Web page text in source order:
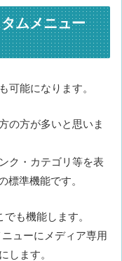
ムメニュー
可能になります。
の方が多いと思いま
ク・カテゴリ等を表
標準機能です。
も機能します。
ニューにメディア専用
します。